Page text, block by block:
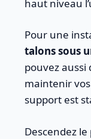
haut niveau
Pour une
talons sous
pouvez
maintenir
support est
Descendez